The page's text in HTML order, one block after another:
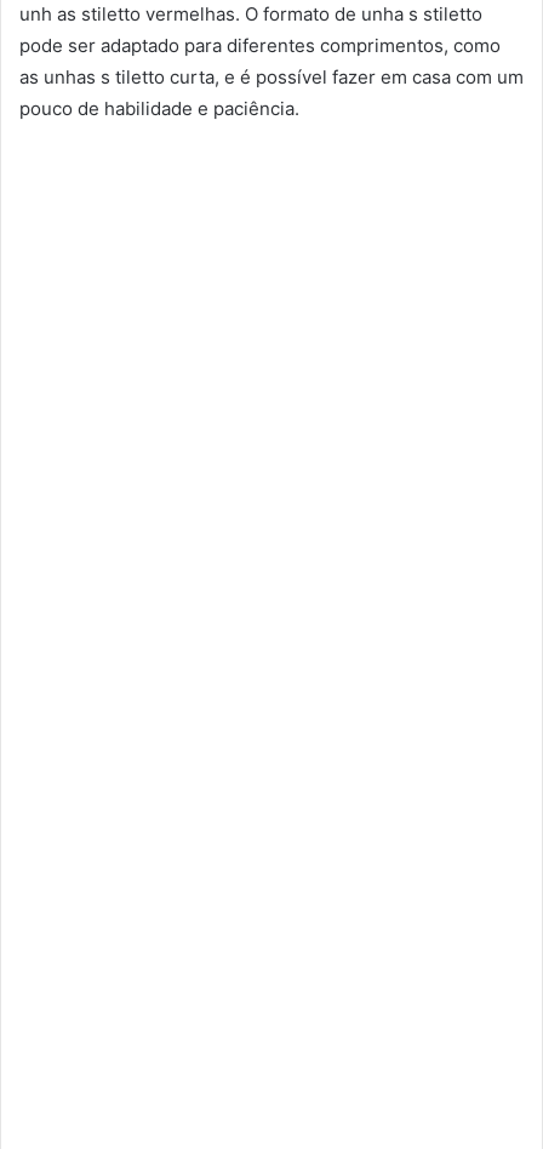
unh as stiletto vermelhas. O formato de unha s stiletto
pode ser adaptado para diferentes comprimentos, como
as unhas s tiletto curta, e é possível fazer em casa com um
pouco de habilidade e paciência.